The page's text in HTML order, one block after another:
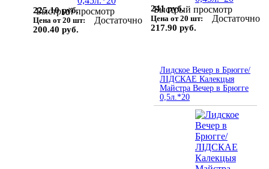
Быстрый просмотр
225.10 руб.
Цена от 20 шт:
200.40 руб.
Достаточно
Быстрый просмотр
241 руб.
Цена от 20 шт:
217.90 руб.
Достаточно
Лидское Вечер в Брюгге/
ЛІДСКАЕ Калекцыя
Майстра Вечер в Брюгге
0,5л.*20